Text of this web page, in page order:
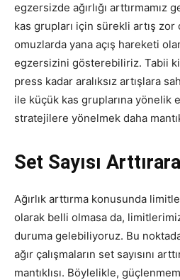
egzersizde ağırlığı arttırmamız
kas grupları için sürekli artış
omuzlarda yana açış hareketi
egzersizini gösterebiliriz. Tabii
press kadar aralıksız artışlara
ile küçük kas gruplarına yönelik
stratejilere yönelmek daha
Set Sayısı
Ağırlık arttırma konusunda
olarak belli olmasa da,
duruma gelebiliyoruz. Bu
ağır çalışmaların set sayısını
mantıklısı. Böylelikle,